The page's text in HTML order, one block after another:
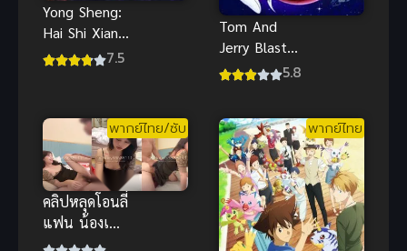
Yong Sheng:
Hai Shi Xian
Ling นิรันดร์7.5
Tom And
Jerry Blast
Off To Mars
พิชิตดาว
อังคาร
5.8
พากย์ไทย/ซับ
คลิปหลุดโอนลี่
แฟน น้องเนย
สาวแขนลาย
พากย์ไทย